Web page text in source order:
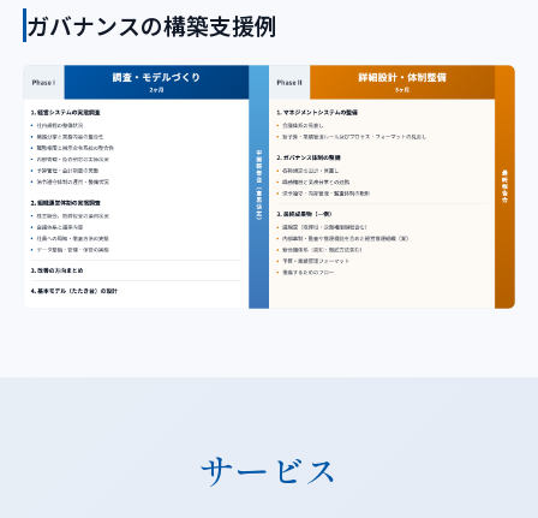
ガバナンスの構築支援例
サービス